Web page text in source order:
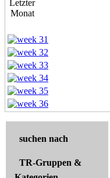
suchen nach
TR-Gruppen &